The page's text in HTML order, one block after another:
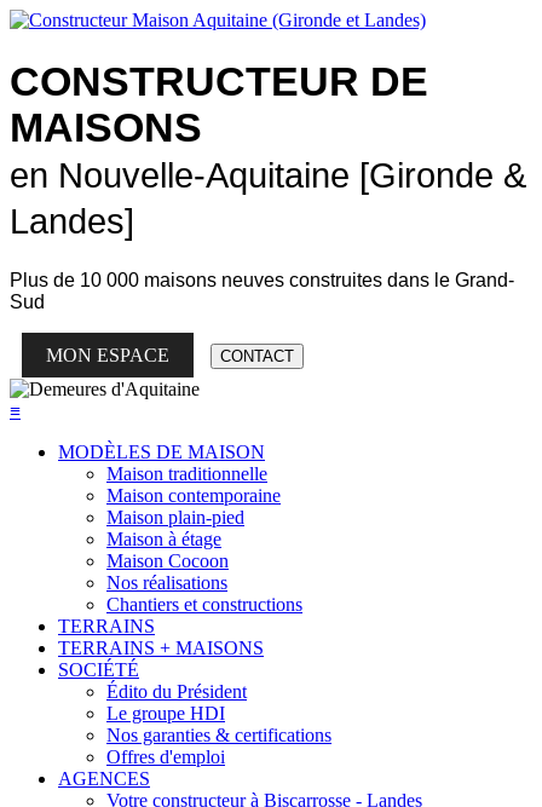
CONSTRUCTEUR DE
MAISONS
en Nouvelle-Aquitaine [Gironde &
Landes]
Plus de 10 000 maisons neuves construites dans le Grand-
Sud
MON ESPACE CONTACT
≡
MODÈLES DE MAISON
Maison traditionnelle
Maison contemporaine
Maison plain-pied
Maison à étage
Maison Cocoon
Nos réalisations
Chantiers et constructions
TERRAINS
TERRAINS + MAISONS
SOCIÉTÉ
Édito du Président
Le groupe HDI
Nos garanties & certifications
Offres d'emploi
AGENCES
Votre constructeur à Biscarrosse - Landes